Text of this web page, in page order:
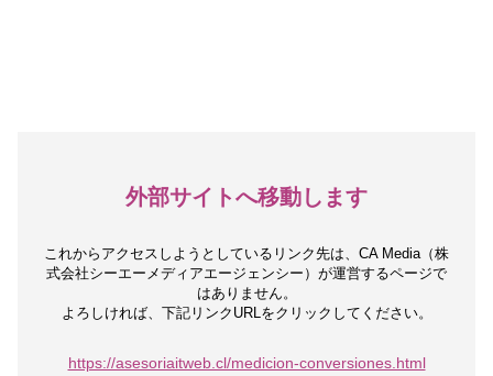
外部サイトへ移動します
これからアクセスしようとしているリンク先は、 CA Media（株
式会社シーエーメディアエージェンシー）が運営するページで
はありません。
よろしければ、下記リンクURLをクリックしてください。
https://asesoriaitweb.cl/medicion-conversiones.html